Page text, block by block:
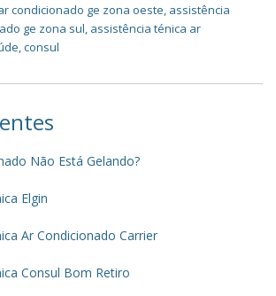
condicionado ge zona oeste, assistência
ge zona sul, assistência ténica ar
,consul
Não Está Gelando?
Elgin
Ar Condicionado Carrier
Consul Bom Retiro